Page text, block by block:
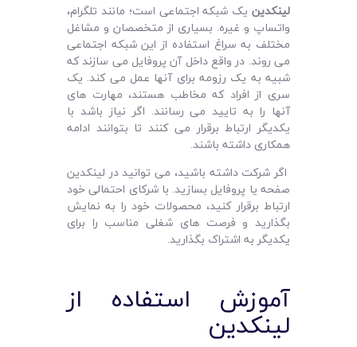
لینکدین یک شبکه اجتماعی است؛ مانند تلگرام،
واتساپ و غیره. بسیاری از متخصصان و مشاغل
مختلف به سراغ استفاده از این شبکه اجتماعی
می‌ روند. در واقع داخل آن پروفایل می‌ سازند که
شبیه به یک رزومه برای آنها عمل می‌ کند. یک
سری از افراد که مخاطب هستند، مهارت‌ های
آنها را به تایید می‌ رسانند. اگر نیاز باشد با
یکدیگر ارتباط برقرار می‌ کنند تا بتوانند ادامه
همکاری داشته باشند.
اگر شرکت داشته باشید، می‌ توانید در لینکدین
صفحه یا پروفایل بسازید. با شرکای احتمالی خود
ارتباط برقرار کنید، محصولات خود را به نمایش
بگذارید و فرصت‌ های شغلی مناسب را برای
یکدیگر به اشتراک بگذارید.
آموزش استفاده از
لینکدین